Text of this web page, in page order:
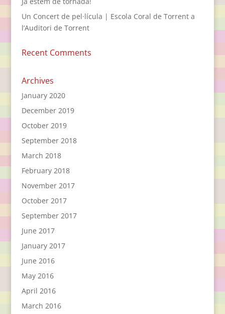
Un Concert de pel·lícula | Escola Coral de Torrent a
l’Auditori de Torrent
Recent Comments
Archives
January 2020
December 2019
October 2019
September 2018
March 2018
February 2018
November 2017
October 2017
September 2017
June 2017
January 2017
June 2016
May 2016
April 2016
March 2016